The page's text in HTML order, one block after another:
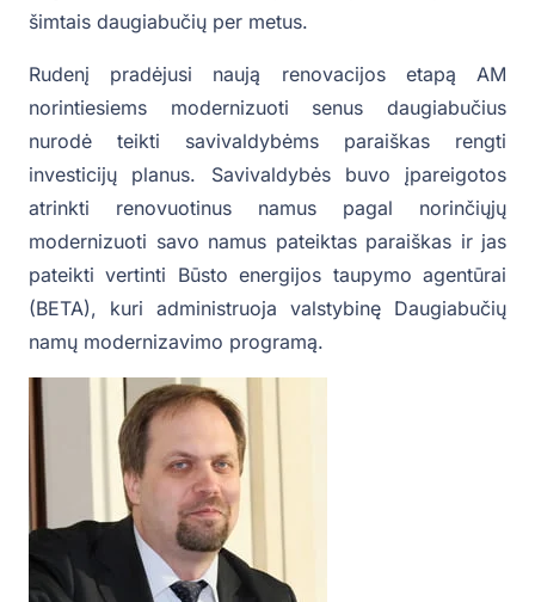
šimtais daugiabučių per metus.
Rudenį pradėjusi naują renovacijos etapą AM
norintiesiems modernizuoti senus daugiabučius
nurodė teikti savivaldybėms paraiškas rengti
investicijų planus. Savivaldybės buvo įpareigotos
atrinkti renovuotinus namus pagal norinčiųjų
modernizuoti savo namus pateiktas paraiškas ir jas
pateikti vertinti Būsto energijos taupymo agentūrai
(BETA), kuri administruoja valstybinę Daugiabučių
namų modernizavimo programą.